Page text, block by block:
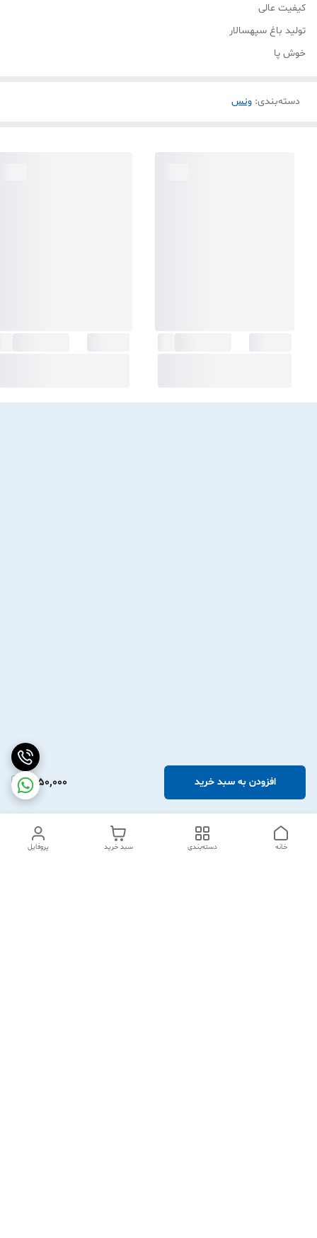
1,950,000 افزودن به سبد خرید
کیفیت عالی
تولید باغ سپهسالار
خوش پا
دسته‌بندی: ونس
پروفایل سبد خرید دسته‌بندی خانه